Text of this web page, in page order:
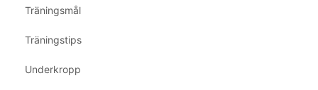
Träningsmål
Träningstips
Underkropp